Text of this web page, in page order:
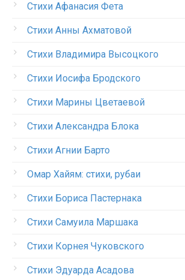
Стихи Афанасия Фета
Стихи Анны Ахматовой
Стихи Владимира Высоцкого
Стихи Иосифа Бродского
Стихи Марины Цветаевой
Стихи Александра Блока
Стихи Агнии Барто
Омар Хайям: стихи, рубаи
Стихи Бориса Пастернака
Стихи Самуила Маршака
Стихи Корнея Чуковского
Стихи Эдуарда Асадова